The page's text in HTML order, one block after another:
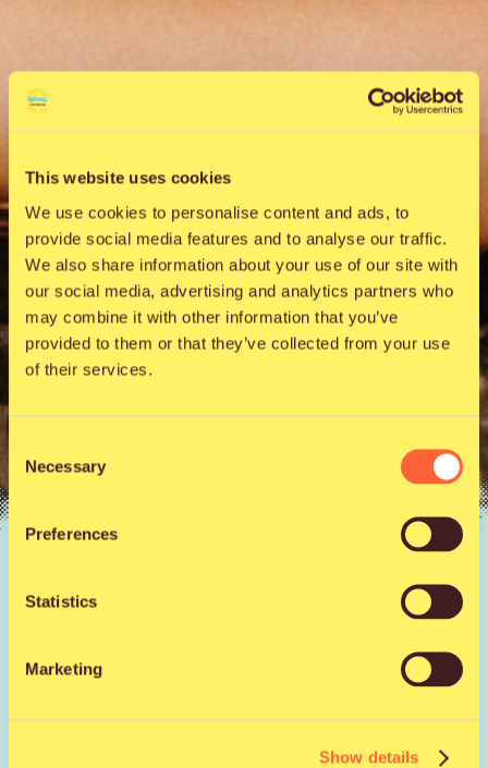
This website uses cookies
We use cookies to personalise content and ads, to
provide social media features and to analyse our traffic.
We also share information about your use of our site with
our social media, advertising and analytics partners who
may combine it with other information that you’ve
provided to them or that they’ve collected from your use
of their services.
Consent
Selection
Necessary
Preferences
Statistics
Marketing
Show details
Mistä löytää uutta
musiikkia kesällä 2026?
yhdistämällä useita kanavia: suoratoistopalvelujen